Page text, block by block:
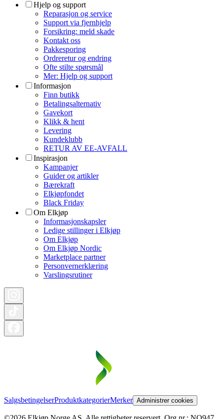
Hjelp og support
Reparasjon og service
Support via fjernhjelp
Forsikring: meld skade
Kontakt oss
Pakkesporing
Ordreretur og endring
Ofte stilte spørsmål
Mer: Hjelp og support
Informasjon
Finn butikk
Betalingsalternativ
Gavekort
Klikk & hent
Levering
Kundeklubb
RETUR AV EE-AVFALL
Inspirasjon
Kampanjer
Guider og artikler
Bærekraft
Elkjøpfondet
Black Friday
Om Elkjøp
Informasjonskapsler
Ledige stillinger i Elkjøp
Om Elkjøp
Om Elkjøp Nordic
Marketplace partner
Personvernerklæring
Varslingsrutiner
SalgsbetingelserProduktkategorierMerker Administrer cookies